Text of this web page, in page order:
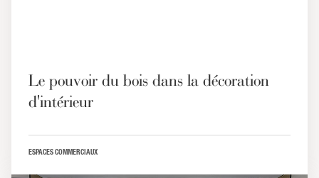
Le pouvoir du bois dans la décoration
d'intérieur
ESPACES COMMERCIAUX